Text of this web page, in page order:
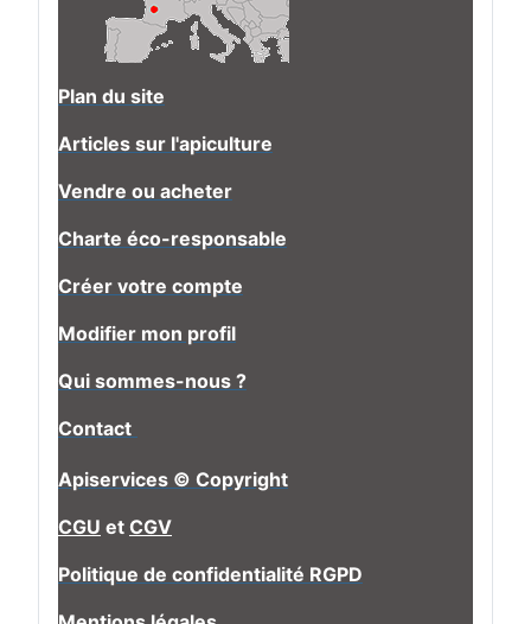
Plan du site
Articles sur l'apiculture
Vendre ou acheter
Charte éco-responsable
Créer votre compte
Modifier mon profil
Qui sommes-nous ?
Contact
Apiservices © Copyright
CGU et CGV
Politique de confidentialité RGPD